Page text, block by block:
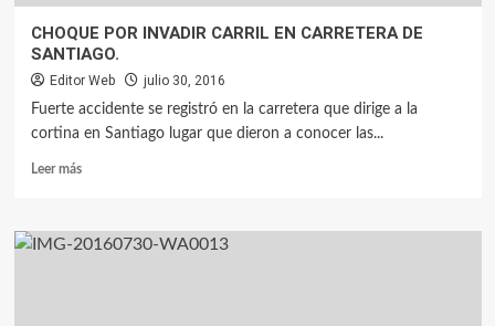
CHOQUE POR INVADIR CARRIL EN CARRETERA DE
SANTIAGO.
Editor Web julio 30, 2016
Fuerte accidente se registró en la carretera que dirige a la
cortina en Santiago lugar que dieron a conocer las...
Leer más